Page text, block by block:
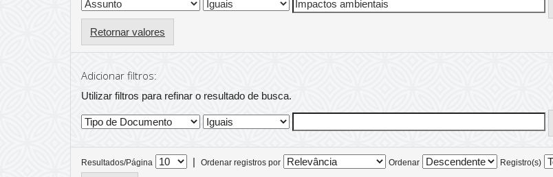
Retornar valores
Adicionar filtros:
Utilizar filtros para refinar o resultado de busca.
Resultados/Página | Ordenar registros por Ordenar Registro(s)